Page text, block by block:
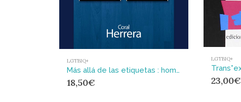
LGTBIQ+
Más allá de las etiquetas : hombres, mujeres y transexuales
18,50€
LGTBIQ+
23,00€